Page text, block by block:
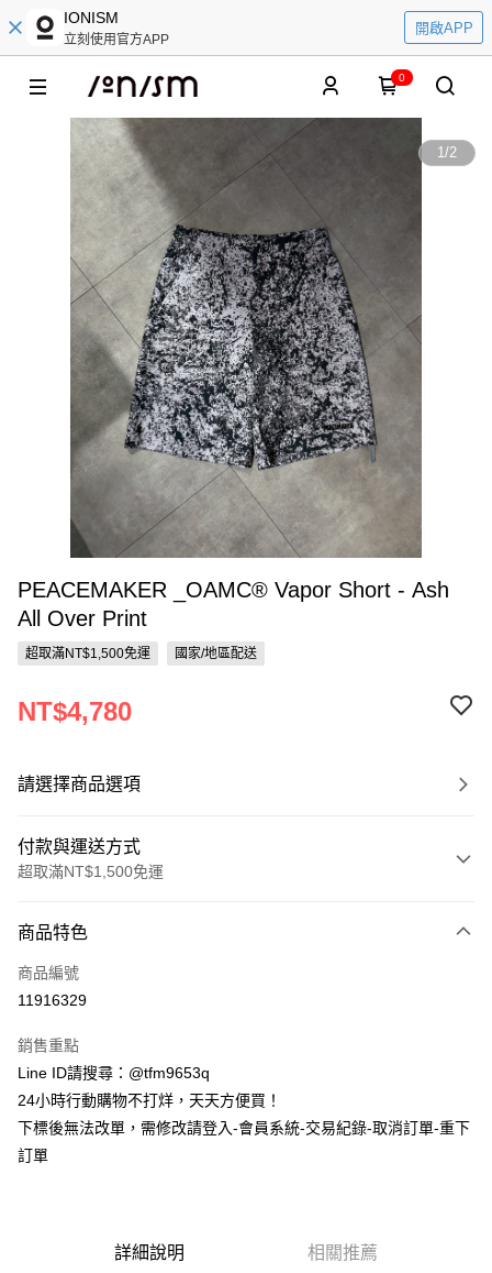
IONISM
立刻使用官方APP
開啟APP
0
1/2
PEACEMAKER _OAMC® Vapor Short - Ash
All Over Print
超取滿NT$1,500免運 國家/地區配送
NT$4,780
請選擇商品選項
付款與運送方式
超取滿NT$1,500免運
信用卡一次付款
信用卡分期付款
合作金庫商業銀行
華南商業銀行
上海商業儲蓄銀行
台北富邦商業銀行
國泰世華商業銀行
兆豐國際商業銀行
臺灣中小企業銀行
玉山商業銀行
星展（台灣）商業銀行
台新國際商業銀行
中國信託商業銀行
超商取貨付款
LINE Pay
Apple Pay
商品特色
商品編號
11916329
銷售重點
Line ID請搜尋：@tfm9653q
24小時行動購物不打烊，天天方便買！
下標後無法改單，需修改請登入-會員系統-交易紀錄-取消訂單-重下
訂單
詳細說明 相關推薦